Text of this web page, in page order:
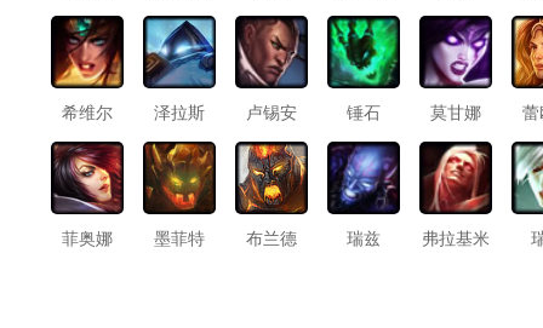
希维尔 泽拉斯 卢锡安 锤石 莫甘娜
菲奥娜 墨菲特 布兰德 瑞兹
弗拉基米